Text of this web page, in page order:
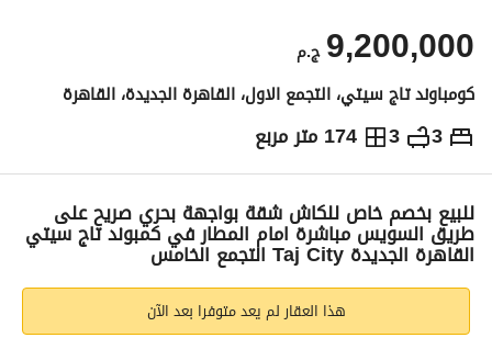
ج.م 9,200,000
كومباوند تاج سيتي، التجمع الاول، القاهرة الجديدة، القاهرة
3
3 174 متر مربع ج.م9,200,000
التفاصيل الاتجاهات والمؤشرات رهن عقاري
للبيع بخصم خاص للكاش شقة بواجهة بحري صريح على
طريق السويس مباشرة امام المطار في كمبوند تاج سيتي
القاهرة الجديدة Taj City التجمع الخامس
هذا العقار لم يعد متوفرا بعد الآن